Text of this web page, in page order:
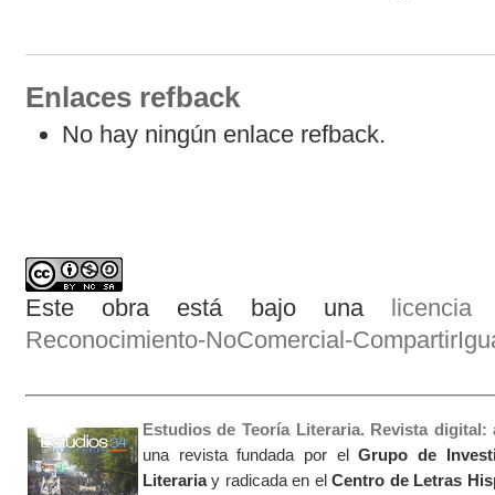
Enlaces refback
No hay ningún enlace refback.
Este obra está bajo una licencia
Reconocimiento-NoComercial-
Estudios de Teoría Literaria. Revista
una revista fundada por elGrupo de
Literariay radicada en elCentro de Letras